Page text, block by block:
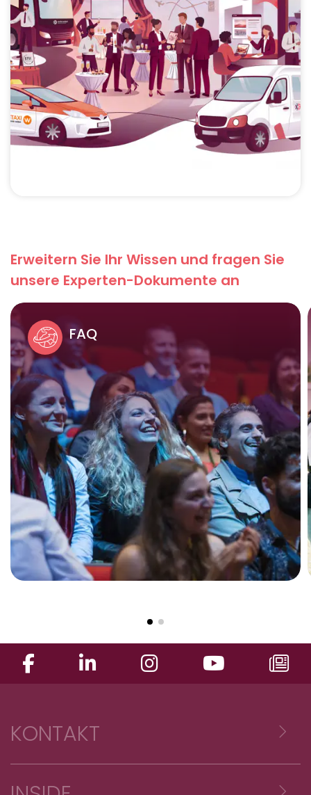
Erweitern Sie Ihr Wissen und fragen Sie
unsere Experten-Dokumente an
FAQ
KONTAKT